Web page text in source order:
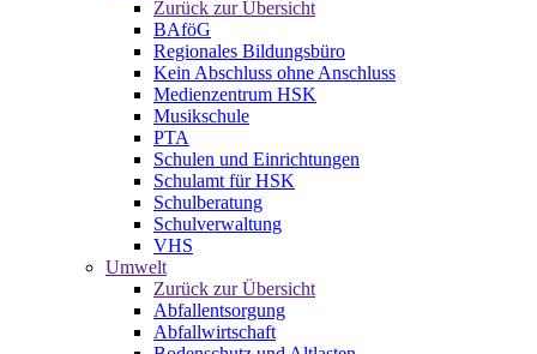
Zurück zur Übersicht
BAföG
Regionales Bildungsbüro
Kein Abschluss ohne Anschluss
Medienzentrum HSK
Musikschule
PTA
Schulen und Einrichtungen
Schulamt für HSK
Schulberatung
Schulverwaltung
VHS
Umwelt
Zurück zur Übersicht
Abfallentsorgung
Abfallwirtschaft